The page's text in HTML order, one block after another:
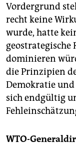
Vordergrund
recht keine
wurde, hatte
dominieren
die Prinzipien
Demokratie
sich endgültig
WTO-